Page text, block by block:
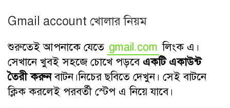
Gmail account খোলার নিয়ম
শুরুতেই আপনাকে যেতে gmail.com লিংক এ।
সেখানে খুবই সহজে চোখে পড়বে একটি একাউন্ট
তৈরী করুনবাটন।নিচের ছবিতে দেখুন। সেই বাটনে
ক্লিক করলেই পরবর্তী স্টেপ এ নিয়ে যাবে।